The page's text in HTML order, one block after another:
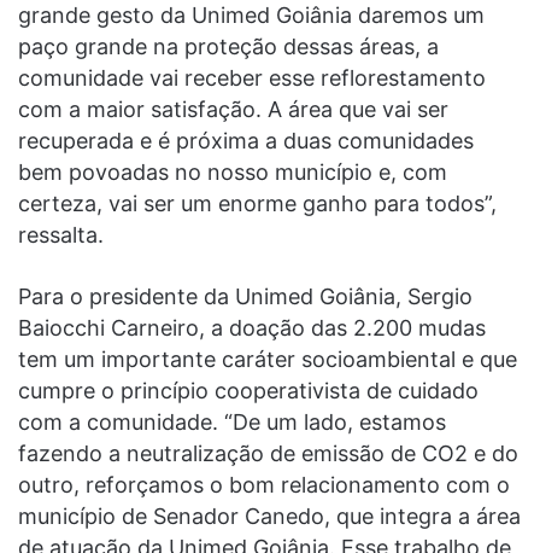
grande gesto da Unimed Goiânia daremos um
paço grande na proteção dessas áreas, a
comunidade vai receber esse reflorestamento
com a maior satisfação. A área que vai ser
recuperada e é próxima a duas comunidades
bem povoadas no nosso município e, com
certeza, vai ser um enorme ganho para todos”,
ressalta.
Para o presidente da Unimed Goiânia, Sergio
Baiocchi Carneiro, a doação das 2.200 mudas
tem um importante caráter socioambiental e que
cumpre o princípio cooperativista de cuidado
com a comunidade. “De um lado, estamos
fazendo a neutralização de emissão de CO2 e do
outro, reforçamos o bom relacionamento com o
município de Senador Canedo, que integra a área
de atuação da Unimed Goiânia. Esse trabalho de